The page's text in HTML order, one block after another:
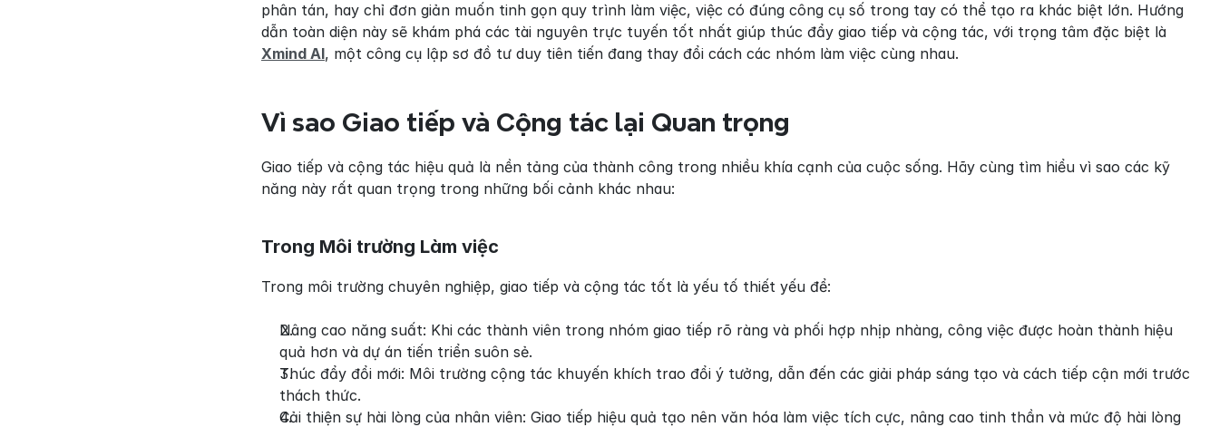
phân tán, hay chỉ đơn giản muốn tinh gọn quy trình làm việc, việc có đúng công cụ số trong tay có thể tạo ra khác biệt lớn. Hướng
Xmind AI, một công cụ lập sơ đồ tư duy tiên tiến đang thay đổi cách các nhóm làm việc cùng nhau.
Vì sao Giao tiếp và Cộng tác lại Quan trọng
Giao tiếp và cộng tác hiệu quả là nền tảng của thành công trong nhiều khía cạnh của cuộc sống. Hãy cùng tìm hiểu vì sao các kỹ
năng này rất quan trọng trong những bối cảnh khác nhau:
Trong Môi trường Làm việc
Trong môi trường chuyên nghiệp, giao tiếp và cộng tác tốt là yếu tố thiết yếu để:
Nâng cao năng suất: Khi các thành viên trong nhóm giao tiếp rõ ràng và phối hợp nhịp nhàng, công việc được hoàn thành hiệu
quả hơn và dự án tiến triển suôn sẻ.
Thúc đẩy đổi mới: Môi trường cộng tác khuyến khích trao đổi ý tưởng, dẫn đến các giải pháp sáng tạo và cách tiếp cận mới trước
thách thức.
Cải thiện sự hài lòng của nhân viên: Giao tiếp hiệu quả tạo nên văn hóa làm việc tích cực, nâng cao tinh thần và mức độ hài lòng